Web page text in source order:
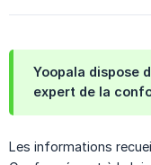
Yoopala dispose
expert de la
Les informations